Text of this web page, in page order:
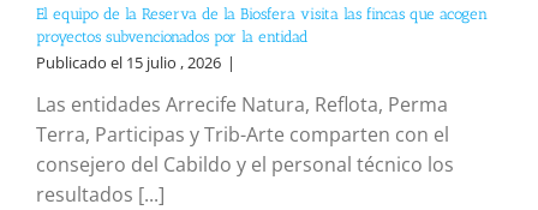
El equipo de la Reserva de la Biosfera visita las fincas que acogen
proyectos subvencionados por la entidad
Publicado el 15 julio , 2026 |
Las entidades Arrecife Natura, Reflota, Perma
Terra, Participas y Trib-Arte comparten con el
consejero del Cabildo y el personal técnico los
resultados [...]